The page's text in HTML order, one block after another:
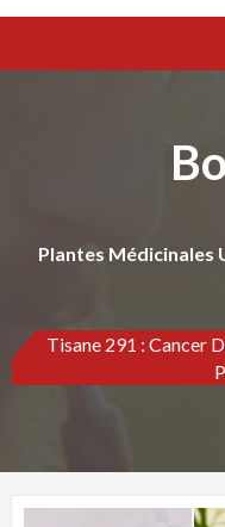
Plantes Médicinales
Tisane 291 : Cancer